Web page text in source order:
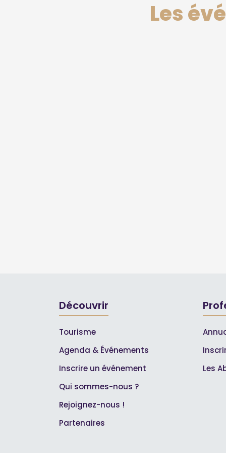
Les
Découvrir
Tourisme
Agenda & Événements
Inscrire un événement
Qui sommes-nous ?
Rejoignez-nous !
Partenaires
Les